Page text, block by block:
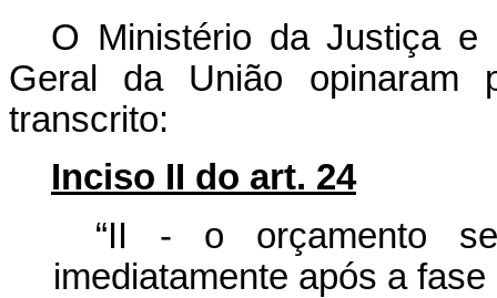
O Ministério da Justiça e
Geral da União opinaram
transcrito:
Inciso II do art. 24
“II - o orçamento
imediatamente após a